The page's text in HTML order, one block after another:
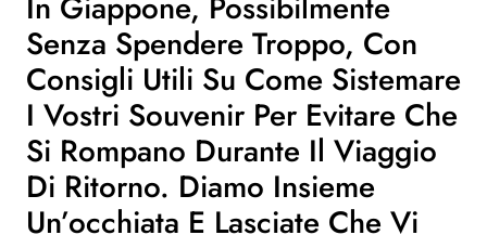
Senza Spendere Troppo, Con
Consigli Utili Su Come Sistemare
I Vostri Souvenir Per Evitare Che
Si Rompano Durante Il Viaggio
Di Ritorno. Diamo Insieme
Un’occhiata E Lasciate Che Vi